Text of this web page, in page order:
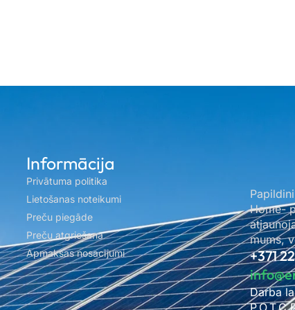
Informācija
Privātuma politika
Lietošanas noteikumi
Preču piegāde
Preču atgriešana
Apmaksas nosacījumi
Home-
mums,
+371
Darba